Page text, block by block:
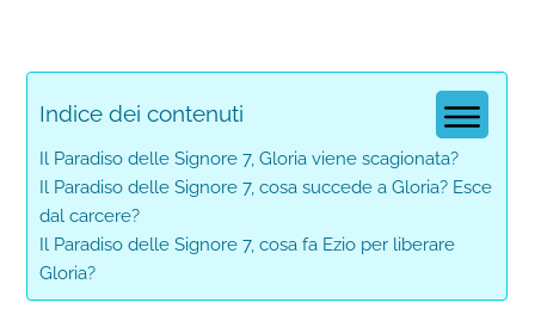
Indice dei contenuti
Il Paradiso delle Signore 7, Gloria viene scagionata?
Il Paradiso delle Signore 7, cosa succede a Gloria? Esce
dal carcere?
Il Paradiso delle Signore 7, cosa fa Ezio per liberare
Gloria?